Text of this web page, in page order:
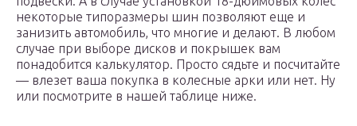
некоторые типоразмеры шин позволяют еще и
занизить автомобиль, что многие и делают. В любом
случае при выборе дисков и покрышек вам
понадобится калькулятор. Просто сядьте и посчитайте
— влезет ваша покупка в колесные арки или нет. Ну
или посмотрите в нашей таблице ниже.